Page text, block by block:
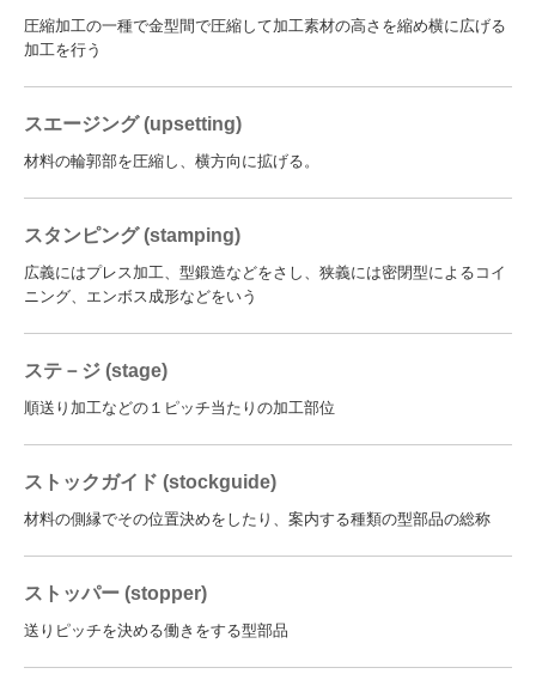
圧縮加工の一種で金型間で圧縮して加工素材の高さを縮め横に広げる
加工を行う
スエージング (upsetting)
材料の輪郭部を圧縮し、横方向に拡げる。
スタンピング (stamping)
広義にはプレス加工、型鍛造などをさし、狭義には密閉型によるコイ
ニング、エンボス成形などをいう
ステ－ジ (stage)
順送り加工などの１ピッチ当たりの加工部位
ストックガイド (stockguide)
材料の側縁でその位置決めをしたり、案内する種類の型部品の総称
ストッパー (stopper)
送りピッチを決める働きをする型部品